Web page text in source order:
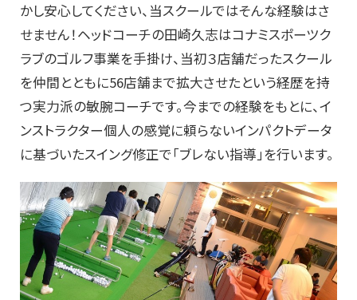
かし安心してください、当スクールではそんな経験はさ
せません！ヘッドコーチの田崎久志はコナミスポーツク
ラブのゴルフ事業を手掛け、当初３店舗だったスクール
を仲間とともに56店舗まで拡大させたという経歴を持
つ実力派の敏腕コーチです。今までの経験をもとに、イ
ンストラクター個人の感覚に頼らないインパクトデータ
に基づいたスイング修正で「ブレない指導」を行います。